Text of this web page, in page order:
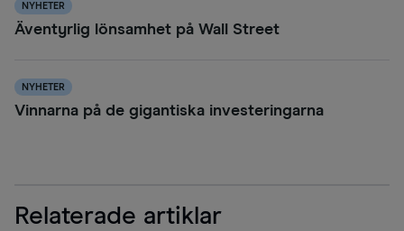
NYHETER
Äventyrlig lönsamhet på Wall Street
NYHETER
Vinnarna på de gigantiska investeringarna
Relaterade artiklar